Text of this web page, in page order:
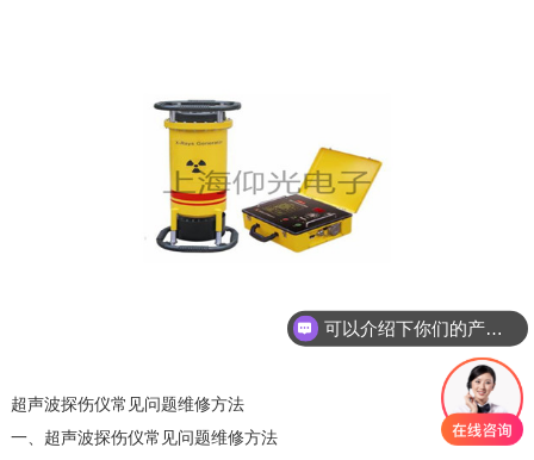
超声波探伤仪常见问题维修方法
一、超声波探伤仪常见问题维修方法
可以介绍下你们的产品么